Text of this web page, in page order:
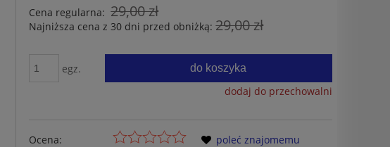
Cena regularna: 29,00 zł
Najniższa cena z 30 dni przed obniżką:29,00 zł
egz. do koszyka
dodaj do przechowalni
Ocena:
poleć znajomemu